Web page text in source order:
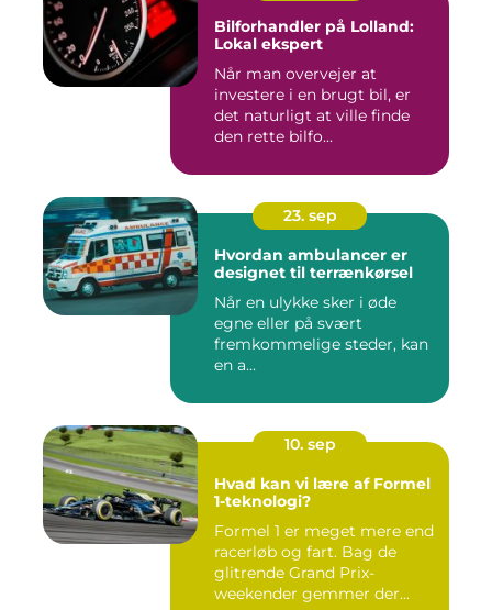
Bilforhandler på Lolland:
Lokal ekspert
Når man overvejer at
investere i en brugt bil, er
det naturligt at ville finde
den rette bilfo...
23. sep
Hvordan ambulancer er
designet til terrænkørsel
Når en ulykke sker i øde
egne eller på svært
fremkommelige steder, kan
en a...
10. sep
Hvad kan vi lære af Formel
1-teknologi?
Formel 1 er meget mere end
racerløb og fart. Bag de
glitrende Grand Prix-
weekender gemmer der...